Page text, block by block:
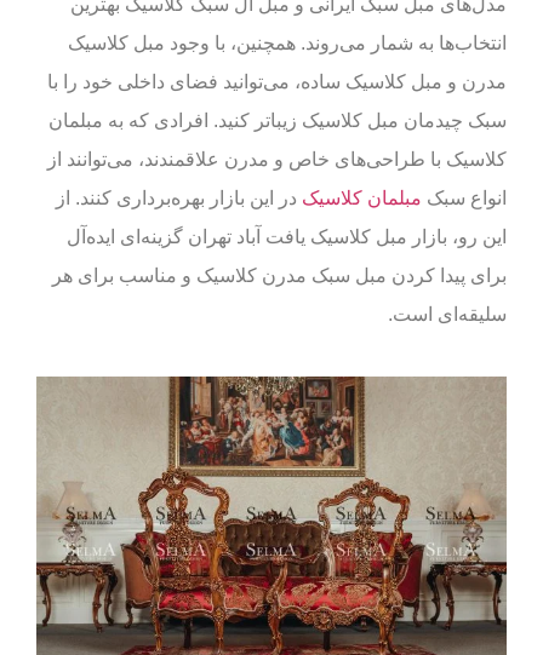
مدل‌های مبل سبک ایرانی و مبل ال سبک کلاسیک بهترین
انتخاب‌ها به شمار می‌روند. همچنین، با وجود مبل کلاسیک
مدرن و مبل کلاسیک ساده، می‌توانید فضای داخلی خود را با
سبک چیدمان مبل کلاسیک زیباتر کنید. افرادی که به مبلمان
کلاسیک با طراحی‌های خاص و مدرن علاقمندند، می‌توانند از
انواع سبک مبلمان کلاسیک در این بازار بهره‌برداری کنند. از
این رو، بازار مبل کلاسیک یافت آباد تهران گزینه‌ای ایده‌آل
برای پیدا کردن مبل سبک مدرن کلاسیک و مناسب برای هر
سلیقه‌ای است.